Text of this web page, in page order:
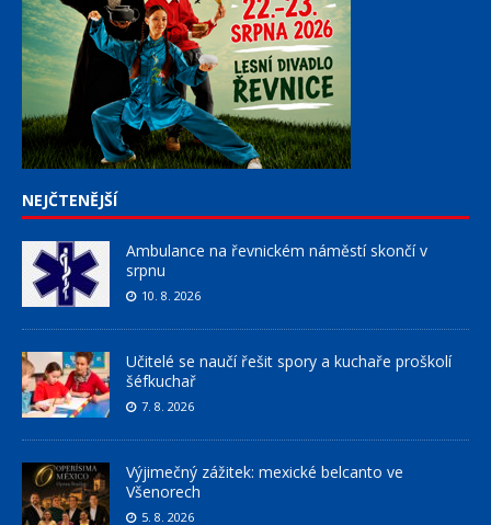
NEJČTENĚJŠÍ
Ambulance na řevnickém náměstí skončí v
srpnu
10. 8. 2026
Učitelé se naučí řešit spory a kuchaře proškolí
šéfkuchař
7. 8. 2026
Výjimečný zážitek: mexické belcanto ve
Všenorech
5. 8. 2026